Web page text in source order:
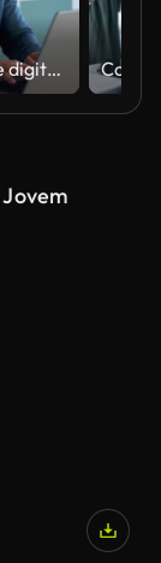
Feliz, laptop e digitador homem de negócios, consultor bancário ou trabalhador administrativo sorriso para relatório de pesquisa, projeto ou dados. Computador da empresa, administração e profissional que trabalha na conta on-line